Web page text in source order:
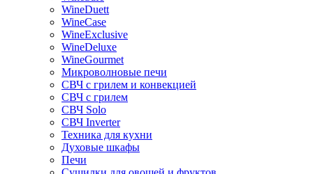
WineDuett
WineCase
WineExclusive
WineDeluxe
WineGourmet
Микроволновые печи
СВЧ с грилем и конвекцией
СВЧ с грилем
СВЧ Solo
СВЧ Inverter
Техника для кухни
Духовые шкафы
Печи